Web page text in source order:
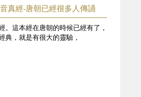
真經-唐朝已經很多人傳誦
。這本經在唐朝的時候已經有了，
典，就是有很大的靈驗，